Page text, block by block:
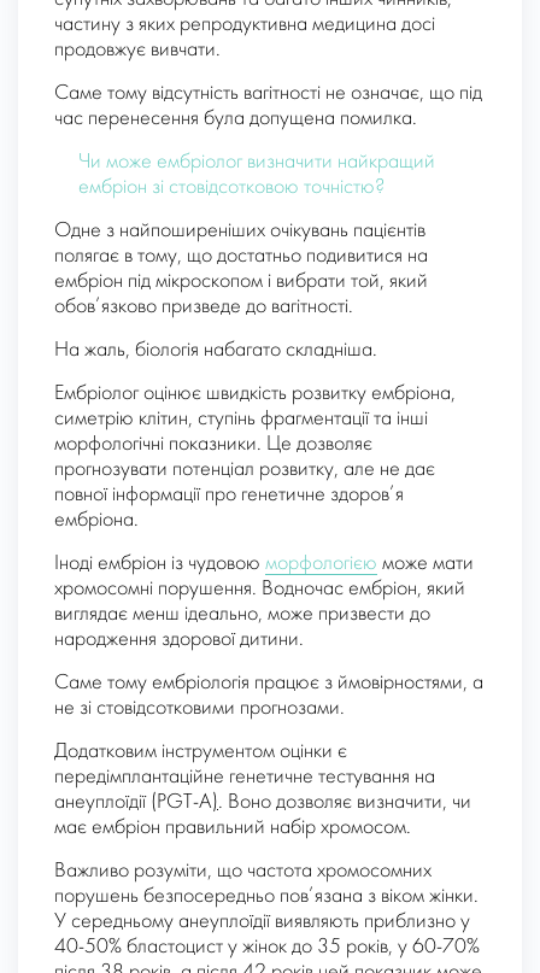
частину з яких репродуктивна медицина досі
продовжує вивчати.
Саме тому відсутність вагітності не означає, що під
час перенесення була допущена помилка.
Чи може ембріолог визначити найкращий
ембріон зі стовідсотковою точністю?
Одне з найпоширеніших очікувань пацієнтів
полягає в тому, що достатньо подивитися на
ембріон під мікроскопом і вибрати той, який
обов’язково призведе до вагітності.
На жаль, біологія набагато складніша.
Ембріолог оцінює швидкість розвитку ембріона,
симетрію клітин, ступінь фрагментації та інші
морфологічні показники. Це дозволяє
прогнозувати потенціал розвитку, але не дає
повної інформації про генетичне здоров’я
ембріона.
Іноді ембріон із чудовою морфологією може мати
хромосомні порушення. Водночас ембріон, який
виглядає менш ідеально, може призвести до
народження здорової дитини.
Саме тому ембріологія працює з ймовірностями, а
не зі стовідсотковими прогнозами.
Додатковим інструментом оцінки є
передімплантаційне генетичне тестування на
анеуплоїдії (PGT-A). Воно дозволяє визначити, чи
має ембріон правильний набір хромосом.
Важливо розуміти, що частота хромосомних
порушень безпосередньо пов’язана з віком жінки.
У середньому анеуплоїдії виявляють приблизно у
40-50% бластоцист у жінок до 35 років, у 60-70%